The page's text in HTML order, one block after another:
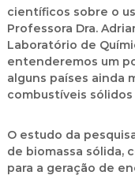
científicos sobre o
Professora Dra.
Laboratório de
entenderemos um
alguns países ainda
combustíveis
O estudo da
de biomassa sólida,
para a geração de